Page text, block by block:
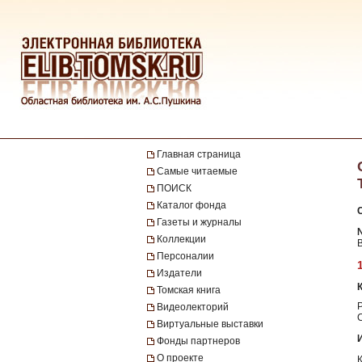
Главная страница
Самые читаемые
ПОИСК
Каталог фонда
Газеты и журналы
Коллекции
Персоналии
Издатели
Томская книга
Видеолекторий
Виртуальные выставки
Фонды партнеров
О проекте